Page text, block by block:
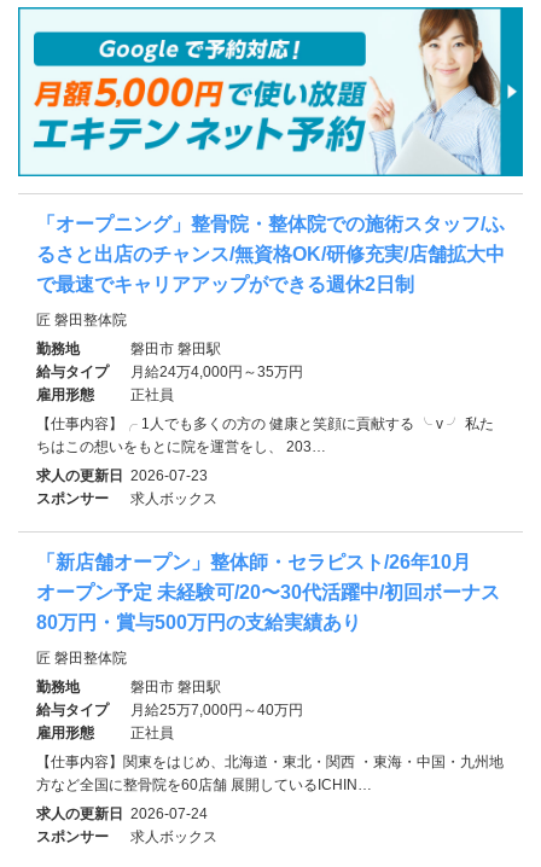
「オープニング」整骨院・整体院での施術スタッフ/ふ
るさと出店のチャンス/無資格OK/研修充実/店舗拡大中
で最速でキャリアアップができる週休2日制
匠 磐田整体院
勤務地
磐田市 磐田駅
給与タイプ
月給24万4,000円～35万円
雇用形態
正社員
【仕事内容】╭ 1人でも多くの方の 健康と笑顔に貢献する ╰ v ╯ 私た
ちはこの想いをもとに院を運営をし、 203…
求人の更新日 2026-07-23
スポンサー
求人ボックス
「新店舗オープン」整体師・セラピスト/26年10月
オープン予定 未経験可/20〜30代活躍中/初回ボーナス
80万円・賞与500万円の支給実績あり
匠 磐田整体院
勤務地
磐田市 磐田駅
給与タイプ
月給25万7,000円～40万円
雇用形態
正社員
【仕事内容】関東をはじめ、北海道・東北・関西 ・東海・中国・九州地
方など全国に整骨院を60店舗 展開しているICHIN…
求人の更新日 2026-07-24
スポンサー
求人ボックス